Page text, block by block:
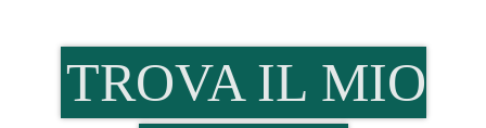
TROVA IL MIO